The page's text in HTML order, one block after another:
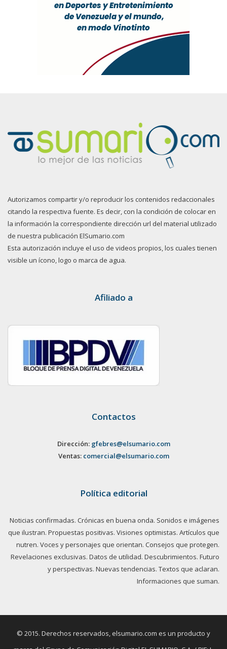
Autorizamos compartir y/o reproducir los contenidos redaccionales
citando la respectiva fuente. Es decir, con la condición de colocar en
la información la correspondiente dirección url del material utilizado
de nuestra publicación ElSumario.com
Esta autorización incluye el uso de videos propios, los cuales tienen
visible un ícono, logo o marca de agua.
Afiliado a
Contactos
Dirección: gfebres@elsumario.com
Ventas: comercial@elsumario.com
Política editorial
Noticias confirmadas. Crónicas en buena onda. Sonidos e imágenes
que ilustran. Propuestas positivas. Visiones optimistas. Artículos que
nutren. Voces y personajes que orientan. Consejos que protegen.
Revelaciones exclusivas. Datos de utilidad. Descubrimientos. Futuro
y perspectivas. Nuevas tendencias. Textos que aclaran.
Informaciones que suman.
© 2015. Derechos reservados, elsumario.com es un producto y